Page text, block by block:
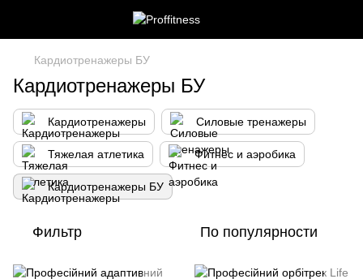
Кардиотренажеры БУ
Кардиотренажеры БУ
Кардиотренажеры Силовые тренажеры
Тяжелая атлетика Фитнес и аэробика
Кардиотренажеры БУ
Фильтр По популярности